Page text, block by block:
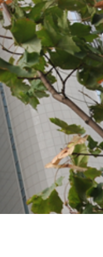
Площадь 1788 м
27 000 руб./м